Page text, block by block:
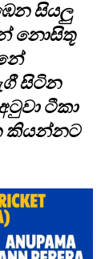
සියලු
නොසිතූ
සිටින
ටීකා
කියන්නට